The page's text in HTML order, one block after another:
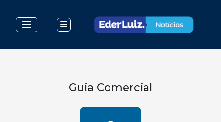
Guia Comercial